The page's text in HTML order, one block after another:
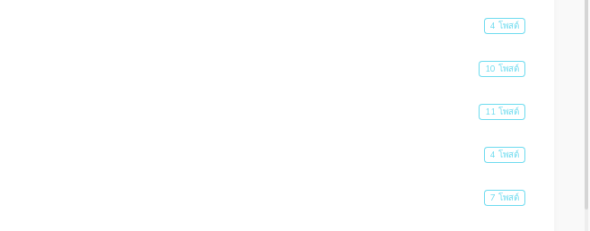
4 โพสต์
10 โพสต์
11 โพสต์
4 โพสต์
7 โพสต์